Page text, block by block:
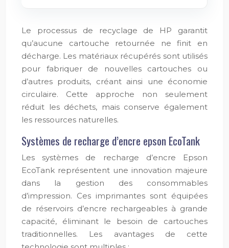
Le processus de recyclage de HP garantit
qu’aucune cartouche retournée ne finit en
décharge. Les matériaux récupérés sont utilisés
pour fabriquer de nouvelles cartouches ou
d’autres produits, créant ainsi une économie
circulaire. Cette approche non seulement
réduit les déchets, mais conserve également
les ressources naturelles.
Systèmes de recharge d’encre epson EcoTank
Les systèmes de recharge d’encre Epson
EcoTank représentent une innovation majeure
dans la gestion des consommables
d’impression. Ces imprimantes sont équipées
de réservoirs d’encre rechargeables à grande
capacité, éliminant le besoin de cartouches
traditionnelles. Les avantages de cette